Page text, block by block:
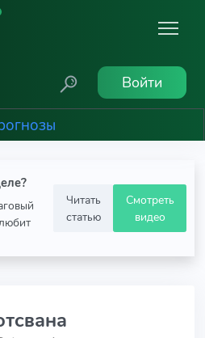
Войти
Читать
статью
Смотреть
видео